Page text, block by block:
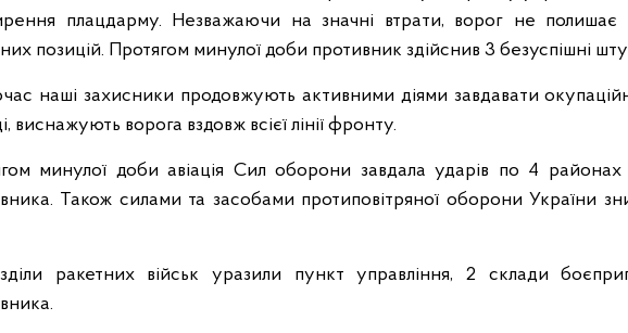
плацдарму. Незважаючи на значні втрати, ворог не полишає
позицій. Протягом минулої доби противник здійснив 3 безуспішні
наші захисники продовжують активними діями завдавати
виснажують ворога вздовж всієї лінії фронту.
минулої доби авіація Сил оборони завдала ударів по 4
Також силами та засобами протиповітряної оборони України
ракетних військ уразили пункт управління, 2 склади